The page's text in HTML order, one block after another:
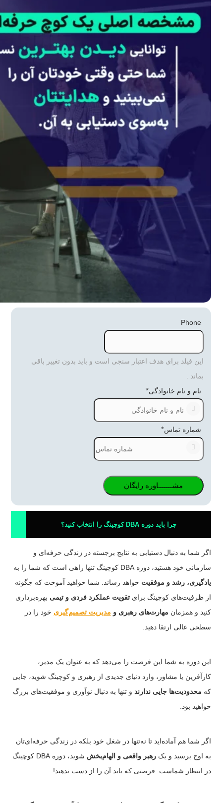
Phone
این فیلد برای هدف اعتبار سنجی است و باید بدون تغییر باقی
بماند .
نام و نام خانوادگی*
شماره تماس*
چرا باید دوره DBA کوچینگ را انتخاب کنید؟
اگر شما به دنبال دستیابی به نتایج برجسته در زندگی حرفه‌ای و
سازمانی خود هستید، دوره DBA کوچینگ تنها راهی است که شما را به
یادگیری، رشد و موفقیت خواهد رساند. شما خواهید آموخت که چگونه
از ظرفیت‌های کوچینگ برایتقویت عملکرد فردی و تیمی بهره‌برداری
کنید و همزمان مهارت‌های رهبری و مدیریت تصمیم‌گیری خود را در
سطحی عالی ارتقا دهید.
این دوره به شما این فرصت را می‌دهد که به عنوان یک مدیر،
کارآفرین یا مشاور، وارد دنیای جدیدی از رهبری و کوچینگ شوید، جایی
که محدودیت‌ها جایی ندارند و تنها به دنبال نوآوری و موفقیت‌های بزرگ
خواهید بود.
اگر شما هم آماده‌اید تا نه‌تنها در شغل خود بلکه در زندگی حرفه‌ای‌تان
به اوج برسید و یکرهبر واقعی و الهام‌بخش
شوید، دوره DBA کوچینگ
در انتظار شماست. فرصتی که باید آن را از دست ندهید!